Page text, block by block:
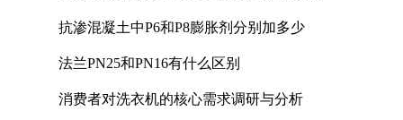
抗渗混凝土中P6和P8膨胀剂分别加多少
法兰PN25和PN16有什么区别
消费者对洗衣机的核心需求调研与分析